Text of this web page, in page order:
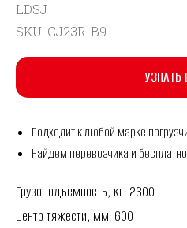
LDSJ
SKU: CJ23R-B9
УЗНАТЬ
Подходит к любой марке
Найдем перевозчика и
Грузоподъемность, кг: 2300
Центр тяжести, мм: 600